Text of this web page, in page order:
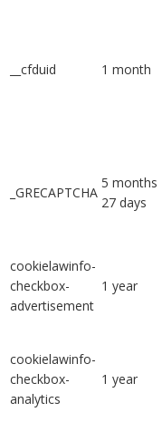
__cfduid 1 month
_GRECAPTCHA
5 months
27 days
cookielawinfo-
checkbox-
advertisement
1 year
cookielawinfo-
checkbox-
analytics
1 year